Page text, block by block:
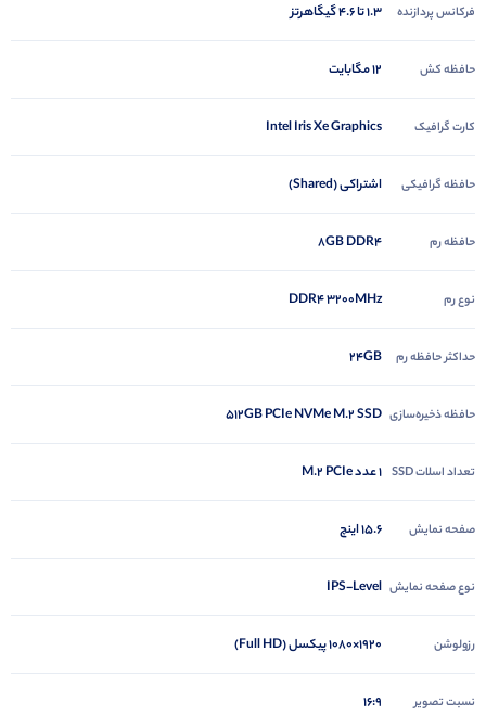
فرکانس پردازنده 1.3 تا 4.6 گیگاهرتز
حافظه کش 12 مگابایت
کارت گرافیک Intel Iris Xe Graphics
حافظه گرافیکی اشتراکی (Shared)
حافظه رم 8GB DDR4
نوع رم DDR4 3200MHz
حداکثر حافظه رم 24GB
حافظه ذخیره‌سازی 512GB PCIe NVMe M.2 SSD
تعداد اسلات SSD 1 عدد M.2 PCIe
صفحه نمایش 15.6 اینچ
نوع صفحه نمایش IPS-Level
رزولوشن 1920×1080 پیکسل (Full HD)
نسبت تصویر 16:9